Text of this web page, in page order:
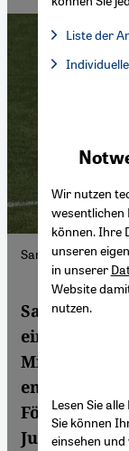
Sami Khedira und
Sami
einen
engagiert
Förderung
Wir nutzen
wesentlichen
können. Ihre
unseren
in unserer
Website
nutzen.
Liste der
Facebook
Facebook
Google
Lesen Sie
Sie können
einsehen